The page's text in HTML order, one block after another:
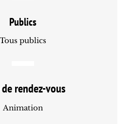
Publics
Tous publics
rendez-vous
Animation